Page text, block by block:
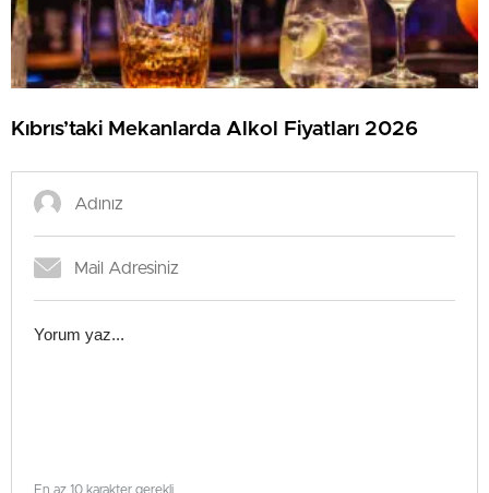
Kıbrıs’taki Mekanlarda Alkol Fiyatları 2026
En az 10 karakter gerekli